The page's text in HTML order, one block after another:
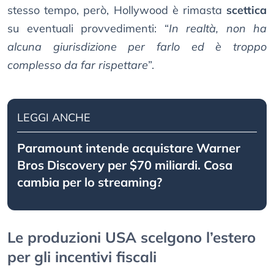
stesso tempo, però, Hollywood è rimasta scettica
su eventuali provvedimenti: “In realtà, non ha
alcuna giurisdizione per farlo ed è troppo
complesso da far rispettare”.
LEGGI ANCHE
Paramount intende acquistare Warner
Bros Discovery per $70 miliardi. Cosa
cambia per lo streaming?
Le produzioni USA scelgono l’estero
per gli incentivi fiscali